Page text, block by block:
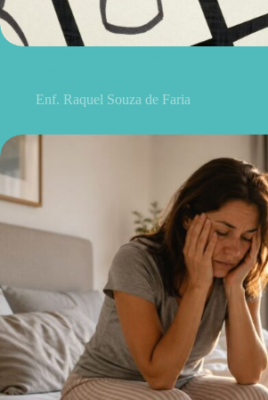
Enf. Raquel Souza de Faria